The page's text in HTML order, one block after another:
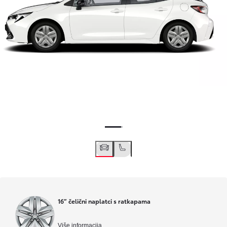
16” čelični naplatci s ratkapama